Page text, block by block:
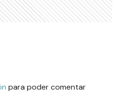
para poder comentar